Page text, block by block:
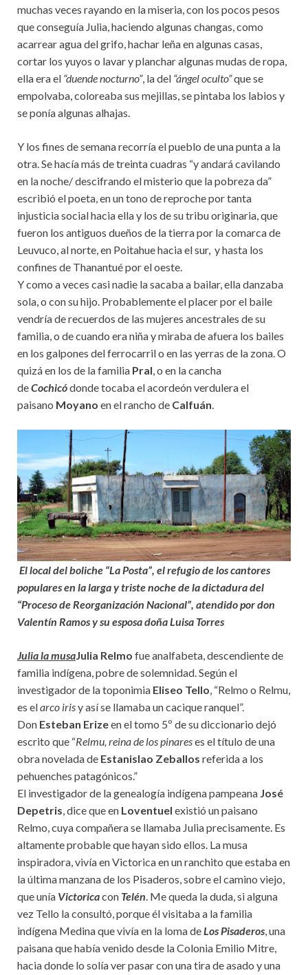
muchas veces rayando en la miseria, con los pocos pesos
que conseguía Julia, haciendo algunas changas, como
acarrear agua del grifo, hachar leña en algunas casas,
cortar los yuyos o lavar y planchar algunas mudas de ropa,
ella era el “duende nocturno”, la del “ángel oculto”que se
empolvaba, coloreaba sus mejillas, se pintaba los labios y
se ponía algunas alhajas.
Y los fines de semana recorría el pueblo de una punta a la
otra. Se hacía más de treinta cuadras “y andará cavilando
en la noche/ descifrando el misterio que la pobreza da”
escribió el poeta, en un tono de reproche por tanta
injusticia social hacia ella y los de su tribu originaria, que
fueron los antiguos dueños de la tierra por la comarca de
Leuvuco, al norte, en Poitahue hacia el sur, y hasta los
confines de Thanantué por el oeste.
Y como a veces casi nadie la sacaba a bailar, ella danzaba
sola, o con su hijo. Probablemente el placer por el baile
vendría de recuerdos de las mujeres ancestrales de su
familia, o de cuando era niña y miraba de afuera los bailes
en los galpones del ferrocarril o en las yerras de la zona. O
quizá en los de la familia Pral, o en la cancha
deCochicódonde tocaba el acordeón verdulera el
paisano Moyano en el rancho de Calfuán.
El local del boliche “La Posta”, el refugio de los cantores
populares en la larga y triste noche de la dictadura del
“Proceso de Reorganización Nacional”, atendido por don
Valentín Ramos y su esposa doña Luisa Torres
Julia la musaJulia Relmo fue analfabeta, descendiente de
familia indígena, pobre de solemnidad. Según el
investigador de la toponimia Eliseo Tello, “Relmo o Relmu,
es elarco irisy así se llamaba un cacique ranquel”.
Don Esteban Erizeen el tomo 5º de su diccionario dejó
escrito que “Relmu, reina de los pinareses el título de una
obra novelada de Estanislao Zeballos referida a los
pehuenches patagónicos.”
El investigador de la genealogía indígena pampeana José
Depetris, dice que en Loventuel existió un paisano
Relmo, cuya compañera se llamaba Julia precisamente. Es
altamente probable que hayan sido ellos. La musa
inspiradora, vivía en Victorica en un ranchito que estaba en
la última manzana de los Pisaderos, sobre el camino viejo,
que unía Victoricacon Telén. Me queda la duda, si alguna
vez Tello la consultó, porque él visitaba a la familia
indígena Medina que vivía en la loma deLos Pisaderos, una
paisana que había venido desde la Colonia Emilio Mitre,
hacia donde lo solía ver pasar con una tira de asado y una